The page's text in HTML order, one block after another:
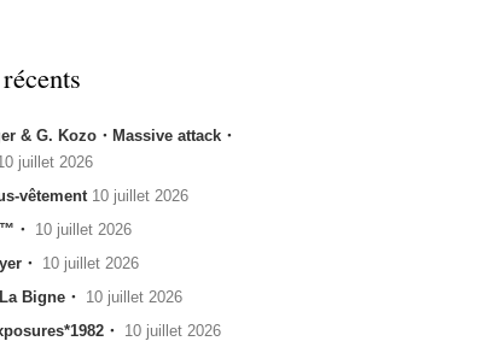
& G. Kozo・Massive attack・
juillet 2026
vêtement 10 juillet 2026
・ 10 juillet 2026
・ 10 juillet 2026
Bigne・
10 juillet 2026
・ 10 juillet 2026